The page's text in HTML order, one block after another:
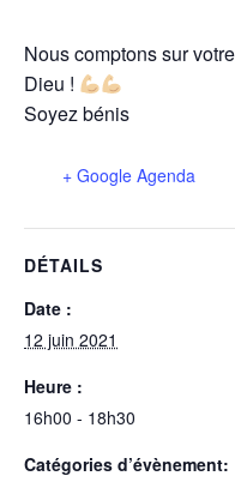
Nous comptons sur
Dieu !
Soyez bénis
+ Google Agenda
DÉTAILS
Date :
12 juin 2021
Heure :
16h00 - 18h30
Catégories d’évènement: